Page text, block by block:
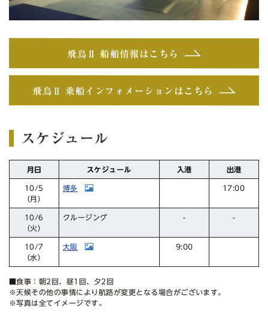
飛鳥Ⅱ 船舶情報はこちら
飛鳥Ⅱ 乗船インフォメーションはこちら
スケジュール
月日 スケジュール 入港 出港
10/5
（月）
博多 17:00
10/6
（火）
クルージング - -
10/7
（水）
大阪 9:00
■食事：朝2回、昼1回、夕2回
※天候その他の事情により航路が変更となる場合がございます。
※写真は全てイメージです。